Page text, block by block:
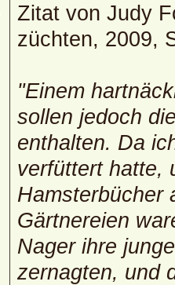
Zitat von Judy
züchten, 2009,
"Einem
sollen jedoch
enthalten. Da
verfüttert hatte,
Hamsterbücher
Gärtnereien
Nager ihre
zernagten, und